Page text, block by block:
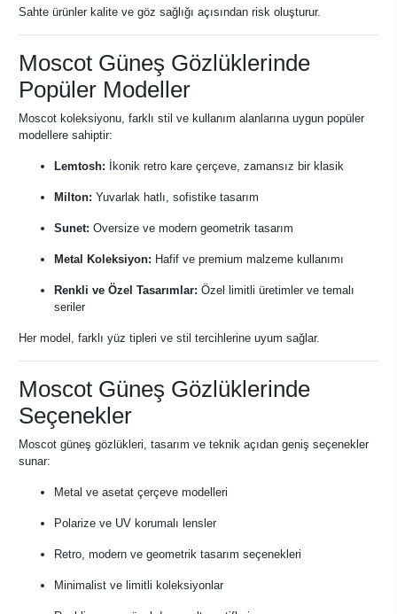
Sahte ürünler kalite ve göz sağlığı açısından risk oluşturur.
Moscot Güneş Gözlüklerinde
Popüler Modeller
Moscot koleksiyonu, farklı stil ve kullanım alanlarına uygun popüler
modellere sahiptir:
Lemtosh: İkonik retro kare çerçeve, zamansız bir klasik
Milton: Yuvarlak hatlı, sofistike tasarım
Sunet: Oversize ve modern geometrik tasarım
Metal Koleksiyon: Hafif ve premium malzeme kullanımı
Renkli ve Özel Tasarımlar: Özel limitli üretimler ve temalı
seriler
Her model, farklı yüz tipleri ve stil tercihlerine uyum sağlar.
Moscot Güneş Gözlüklerinde
Seçenekler
Moscot güneş gözlükleri, tasarım ve teknik açıdan geniş seçenekler
sunar:
Metal ve asetat çerçeve modelleri
Polarize ve UV korumalı lensler
Retro, modern ve geometrik tasarım seçenekleri
Minimalist ve limitli koleksiyonlar